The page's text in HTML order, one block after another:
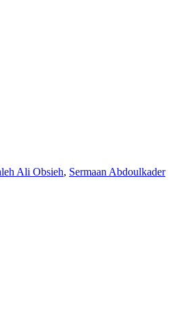
Ali Obsieh, Sermaan Abdoulkader